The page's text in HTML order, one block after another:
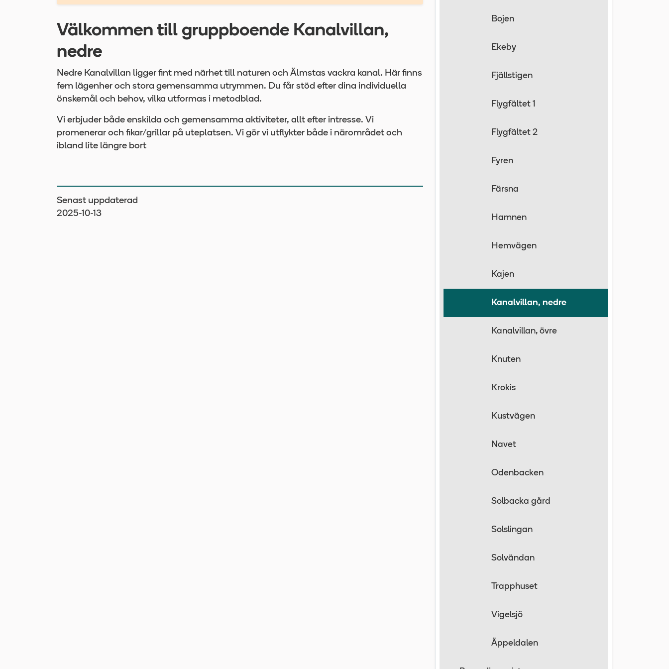
Välkommen till gruppboende Kanalvillan,
nedre
Nedre Kanalvillan ligger fint med närhet till naturen och Älmstas vackra kanal. Här finns
fem lägenher och stora gemensamma utrymmen. Du får stöd efter dina individuella
önskemål och behov, vilka utformas i metodblad.
Vi erbjuder både enskilda och gemensamma aktiviteter, allt efter intresse. Vi
promenerar och fikar/grillar på uteplatsen. Vi gör vi utflykter både i närområdet och
ibland lite längre bort
Senast uppdaterad
2025-10-13
Bojen
Ekeby
Fjällstigen
Flygfältet 1
Flygfältet 2
Fyren
Färsna
Hamnen
Hemvägen
Kajen
Kanalvillan, nedre
Kanalvillan, övre
Knuten
Krokis
Kustvägen
Navet
Odenbacken
Solbacka gård
Solslingan
Solvändan
Trapphuset
Vigelsjö
Äppeldalen